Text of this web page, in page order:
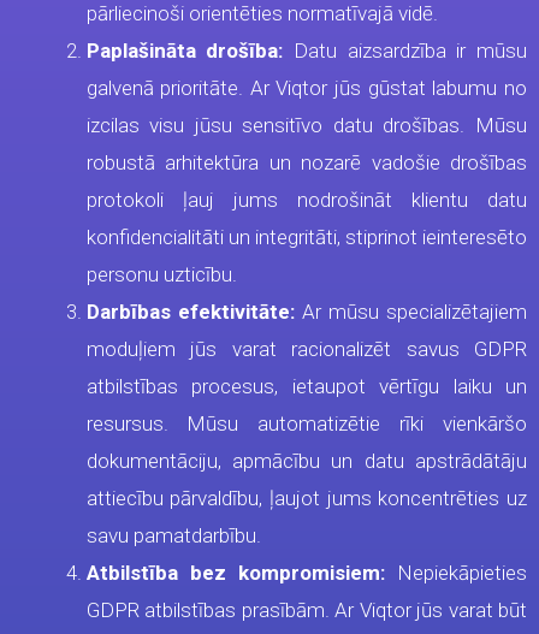
pārliecinoši orientēties normatīvajā vidē.
Paplašināta drošība: Datu aizsardzība ir mūsu
galvenā prioritāte. Ar Viqtor jūs gūstat labumu no
izcilas visu jūsu sensitīvo datu drošības. Mūsu
robustā arhitektūra un nozarē vadošie drošības
protokoli ļauj jums nodrošināt klientu datu
konfidencialitāti un integritāti, stiprinot ieinteresēto
personu uzticību.
Darbības efektivitāte:Ar mūsu specializētajiem
moduļiem jūs varat racionalizēt savus GDPR
atbilstības procesus, ietaupot vērtīgu laiku un
resursus. Mūsu automatizētie rīki vienkāršo
dokumentāciju, apmācību un datu apstrādātāju
attiecību pārvaldību, ļaujot jums koncentrēties uz
savu pamatdarbību.
Atbilstība bez kompromisiem:Nepiekāpieties
GDPR atbilstības prasībām. Ar Viqtor jūs varat būt